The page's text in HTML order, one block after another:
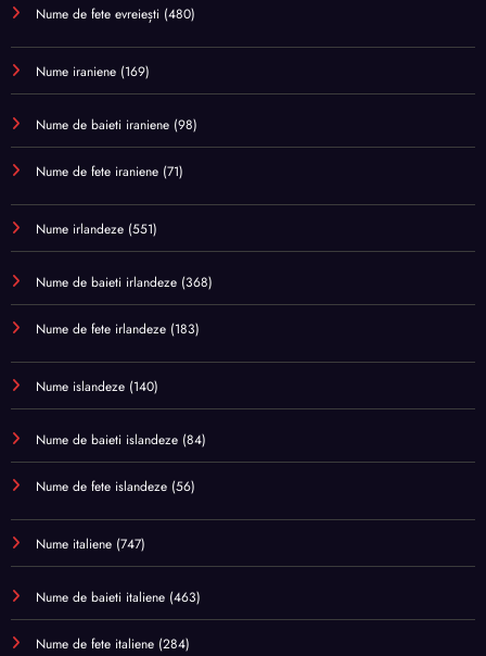
Nume de fete evreiești (480)
Nume iraniene (169)
Nume de baieti iraniene (98)
Nume de fete iraniene (71)
Nume irlandeze (551)
Nume de baieti irlandeze (368)
Nume de fete irlandeze (183)
Nume islandeze (140)
Nume de baieti islandeze (84)
Nume de fete islandeze (56)
Nume italiene (747)
Nume de baieti italiene (463)
Nume de fete italiene (284)